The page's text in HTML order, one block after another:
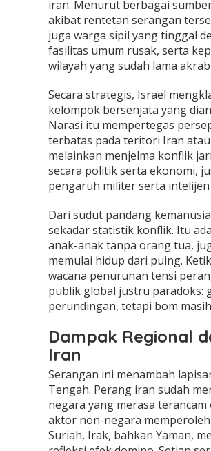
iran. Menurut berbagai
akibat rentetan serangan
juga warga sipil yang tinggal
fasilitas umum rusak, serta
wilayah yang sudah lama
Secara strategis, Israel
kelompok bersenjata yang
Narasi itu mempertegas
terbatas pada teritori Iran
melainkan menjelma konflik
secara politik serta ekonomi,
pengaruh militer serta
Dari sudut pandang
sekadar statistik konflik. Itu
anak-anak tanpa orang tua,
memulai hidup dari puing.
wacana penurunan tensi
publik global justru paradoks:
perundingan, tetapi bom
Dampak Regional
Iran
Serangan ini menambah
Tengah. Perang iran sudah
negara yang merasa
aktor non-negara
Suriah, Irak, bahkan Yaman,